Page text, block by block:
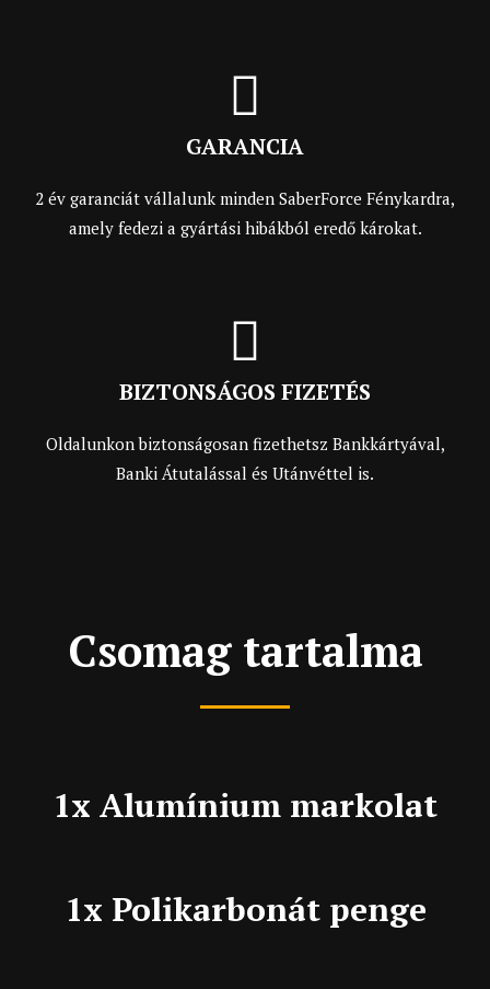
GARANCIA
2 év garanciát vállalunk minden SaberForce Fénykardra,
amely fedezi a gyártási hibákból eredő károkat.
BIZTONSÁGOS FIZETÉS
Oldalunkon biztonságosan fizethetsz Bankkártyával,
Banki Átutalással és Utánvéttel is.
Csomag tartalma
1x Alumínium markolat
1x Polikarbonát penge